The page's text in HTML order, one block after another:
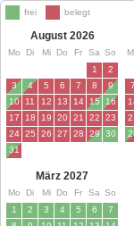
August 2026
Mo Di Mi Do Fr Sa So
1
2
3
4 5 6 7 8
9
10
11 12 13 14 15
16
17
18 19 20 21 22
23
24 25 26 27 28 29
30
31
7
März 2027
Mo Di Mi Do Fr Sa So
1
2 3 4 5 6
7
frei belegt